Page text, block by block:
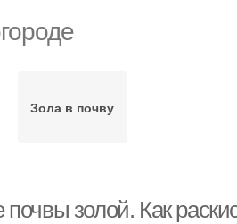
Зола в почву
почвы золой. Как